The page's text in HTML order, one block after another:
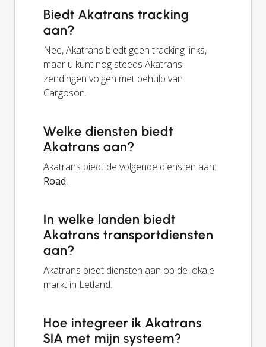
Biedt Akatrans tracking
aan?
Nee, Akatrans biedt geen tracking links,
maar u kunt nog steeds Akatrans
zendingen volgen met behulp van
Cargoson.
Welke diensten biedt
Akatrans aan?
Akatrans biedt de volgende diensten aan:
Road.
In welke landen biedt
Akatrans transportdiensten
aan?
Akatrans biedt diensten aan op de lokale
markt in Letland.
Hoe integreer ik Akatrans
SIA met mijn systeem?